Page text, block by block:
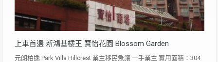
上車首選 新鴻基樓王 寶怡花園 Blossom Garden
元朗柏逸 Park Villa Hillcrest 業主移民急讓 一手業主 實用面積：304